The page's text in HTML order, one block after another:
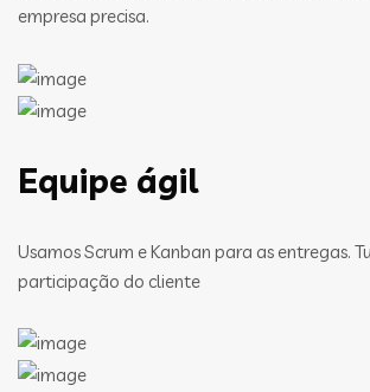
empresa precisa.
Equipe ágil
Usamos Scrum e Kanban para as entregas.
participação do cliente